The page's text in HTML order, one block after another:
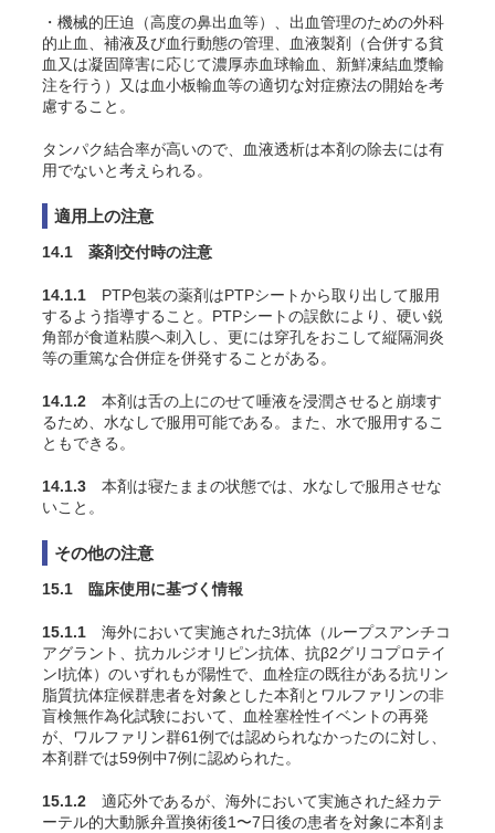
・機械的圧迫（高度の鼻出血等）、出血管理のための外科
的止血、補液及び血行動態の管理、血液製剤（合併する貧
血又は凝固障害に応じて濃厚赤血球輸血、新鮮凍結血漿輸
注を行う）又は血小板輸血等の適切な対症療法の開始を考
慮すること。
タンパク結合率が高いので、血液透析は本剤の除去には有
用でないと考えられる。
適用上の注意
14.1 薬剤交付時の注意
14.1.1 PTP包装の薬剤はPTPシートから取り出して服用
するよう指導すること。PTPシートの誤飲により、硬い鋭
角部が食道粘膜へ刺入し、更には穿孔をおこして縦隔洞炎
等の重篤な合併症を併発することがある。
14.1.2 本剤は舌の上にのせて唾液を浸潤させると崩壊す
るため、水なしで服用可能である。また、水で服用するこ
ともできる。
14.1.3 本剤は寝たままの状態では、水なしで服用させな
いこと。
その他の注意
15.1 臨床使用に基づく情報
15.1.1 海外において実施された3抗体（ループスアンチコ
アグラント、抗カルジオリピン抗体、抗β2グリコプロテイ
ンI抗体）のいずれもが陽性で、血栓症の既往がある抗リン
脂質抗体症候群患者を対象とした本剤とワルファリンの非
盲検無作為化試験において、血栓塞栓性イベントの再発
が、ワルファリン群61例では認められなかったのに対し、
本剤群では59例中7例に認められた 。
15.1.2 適応外であるが、海外において実施された経カテ
ーテル的大動脈弁置換術後1〜7日後の患者を対象に本剤ま